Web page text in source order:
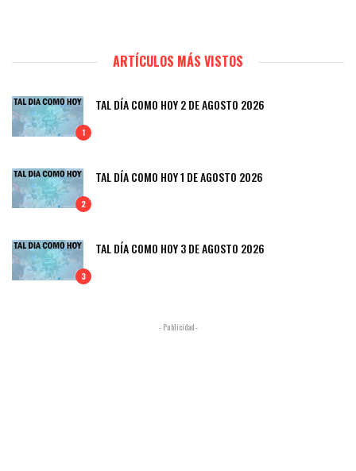
ARTÍCULOS MÁS VISTOS
1
TAL DÍA COMO HOY 2 DE AGOSTO 2026
2
TAL DÍA COMO HOY 1 DE AGOSTO 2026
3
TAL DÍA COMO HOY 3 DE AGOSTO 2026
- Publicidad -